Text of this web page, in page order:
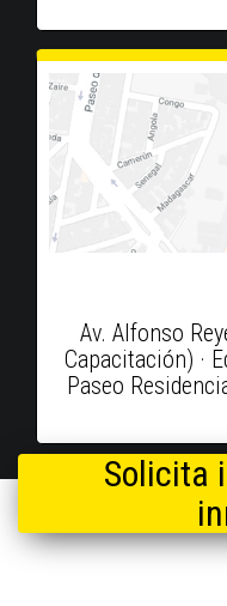
Av. Alfonso
Capacitación) ·
Paseo
Solicita